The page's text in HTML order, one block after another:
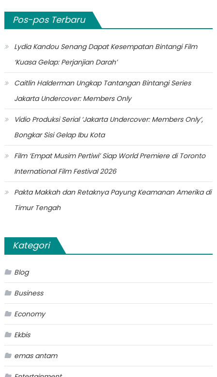
Pos-pos Terbaru
Lydia Kandou Senang Dapat Kesempatan Bintangi Film
‘Kuasa Gelap: Perjanjian Darah’
Caitlin Halderman Ungkap Tantangan Bintangi Series
Jakarta Undercover: Members Only
Vidio Produksi Serial ‘Jakarta Undercover: Members Only’,
Bongkar Sisi Gelap Ibu Kota
Film ‘Empat Musim Pertiwi’ Siap World Premiere di Toronto
International Film Festival 2026
Pakta Makkah dan Retaknya Payung Keamanan Amerika di
Timur Tengah
Kategori
Blog
Business
Economy
Ekbis
emas antam